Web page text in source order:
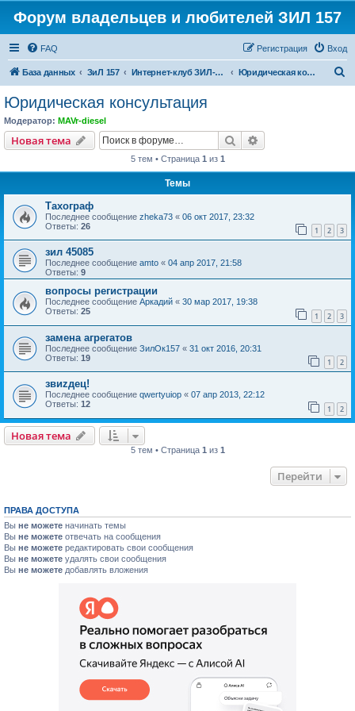
Форум владельцев и любителей ЗИЛ 157
FAQ Вход
Регистрация
База данных ЗиЛ 157 Интернет-клуб ЗИЛ-157 Юридическая консультация
Юридическая консультация
Модератор: MAVr-diesel
Новая тема Поиск
5 тем • Страница 1 из 1
Темы
Тахограф
Последнее сообщение zheka73 « 06 окт 2017, 23:32
Ответы: 26 1 2 3
зил 45085
Последнее сообщение amto « 04 апр 2017, 21:58
Ответы: 9
вопросы регистрации
Последнее сообщение Аркадий « 30 мар 2017, 19:38
Ответы: 25 1 2 3
замена агрегатов
Последнее сообщение ЗилОк157 « 31 окт 2016, 20:31
Ответы: 19 1 2
звиzдец!
Последнее сообщение qwertyuiop « 07 апр 2013, 22:12
Ответы: 12 1 2
Новая тема
5 тем • Страница 1 из 1
Перейти
ПРАВА ДОСТУПА
Вы не можете начинать темы
Вы не можете отвечать на сообщения
Вы не можете редактировать свои сообщения
Вы не можете удалять свои сообщения
Вы не можете добавлять вложения